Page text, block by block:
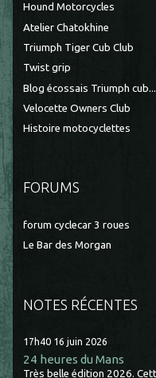
Hound Motorcycles
Atelier Chatokhine
Triumph Tiger Cub Club
Twist grip
Blog écossais Triumph cub...
Velocette Owners Club
Histoire motocyclettes
FORUMS
forum cyclecar 3 roues
Le Bar des Morgan
NOTES RÉCENTES
17h40 16 juin 2026
24 heures du Mans
Très belle édition 2026.